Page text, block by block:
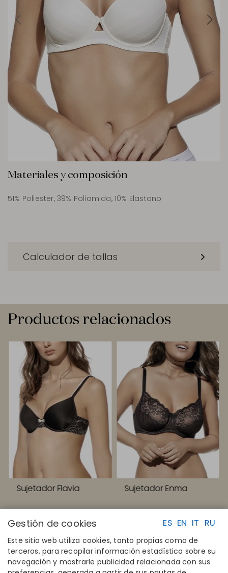
Materiales y composición
51% Poliester, 39% Poliamida, 10% Elastano
Calculador de tallas
Productos relacionados
Sujetador Flavia Sujetador Enma
ES EN IT RU
Gestión de cookies
Este sitio web utiliza cookies, tanto propias como de
terceros, para recopilar información estadística sobre su
navegación y mostrarle publicidad relacionada con sus
ENLACES RAPIDOS CONTACTO